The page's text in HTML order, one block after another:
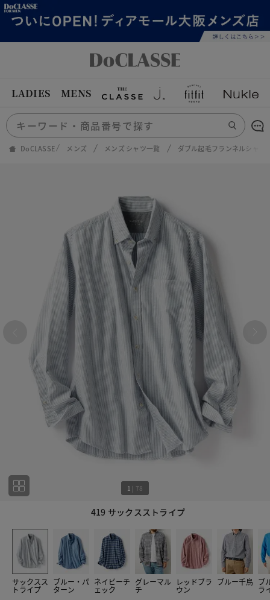
LADIES MENS
DoCLASSE メンズ メンズ シャツ一覧 ダブル起毛フランネルシャ
419 サックスストライプ
1 | 78
サックスス
トライプ
ブルー・パ
ターン
ネイビーチ
ェック
グレーマル
チ
レッドブラ
ウン
ブルー千鳥 ブ
ラ
この商品をシェアする